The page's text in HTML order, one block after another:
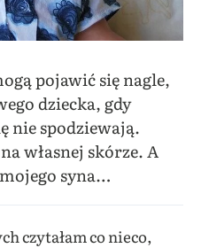
pojawić się nagle,
dziecka, gdy
nie spodziewają.
własnej skórze. A
syna…
czytałam co nieco,